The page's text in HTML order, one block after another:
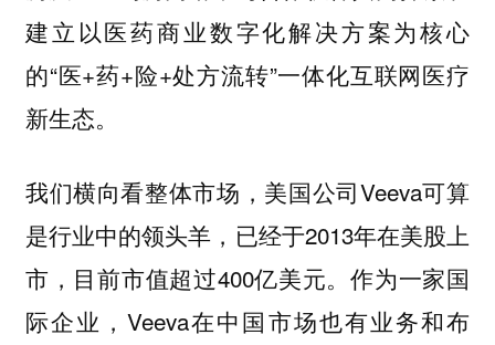
建立以医药商业数字化解决方案为核心
的“医+药+险+处方流转”一体化互联网医疗
新生态。
我们横向看整体市场，美国公司Veeva可算
是行业中的领头羊，已经于2013年在美股上
市，目前市值超过400亿美元。作为一家国
际企业，Veeva在中国市场也有业务和布